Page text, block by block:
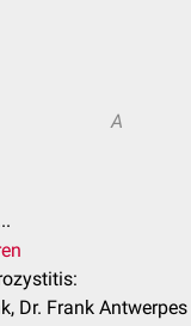
A
Dr. Frank Antwerpes